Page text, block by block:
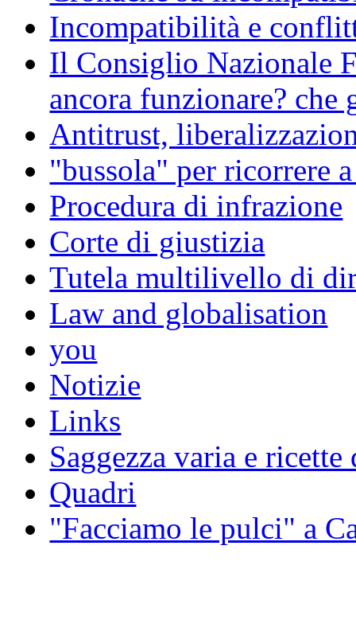
Incompatibilità e
Il Consiglio Nazionale
ancora funzionare? che
Antitrust,
"bussola" per ricorrere
Procedura di infrazione
Corte di giustizia
Tutela multilivello di
Law and globalisation
you
Notizie
Links
Saggezza varia e
Quadri
"Facciamo le pulci" a